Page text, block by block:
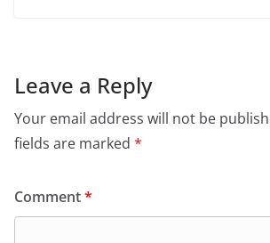
Leave a Reply
Your email address will not be
fields are marked *
Comment*